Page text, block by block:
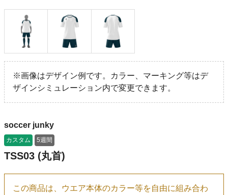
※画像はデザイン例です。カラー、マーキング等はデ
ザインシミュレーション内で変更できます。
soccer junky
カスタム 5週間
TSS03 (丸首)
この商品は、ウエア本体のカラー等を自由に組み合わ